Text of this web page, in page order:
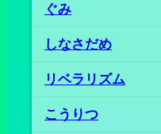
ぐみ
しなさだめ
リベラリズム
こうりつ